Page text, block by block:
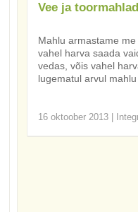
Vee ja
Mahlu armastame
vahel harva saada
vedas, võis vahel
lugematul arvul
16 oktoober 2013